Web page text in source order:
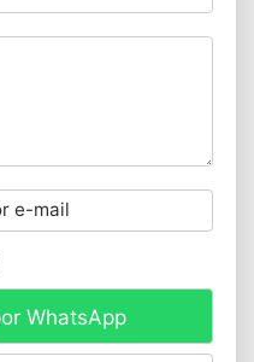
e-mail
WhatsApp